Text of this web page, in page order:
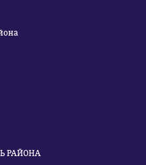
РАЙОНА